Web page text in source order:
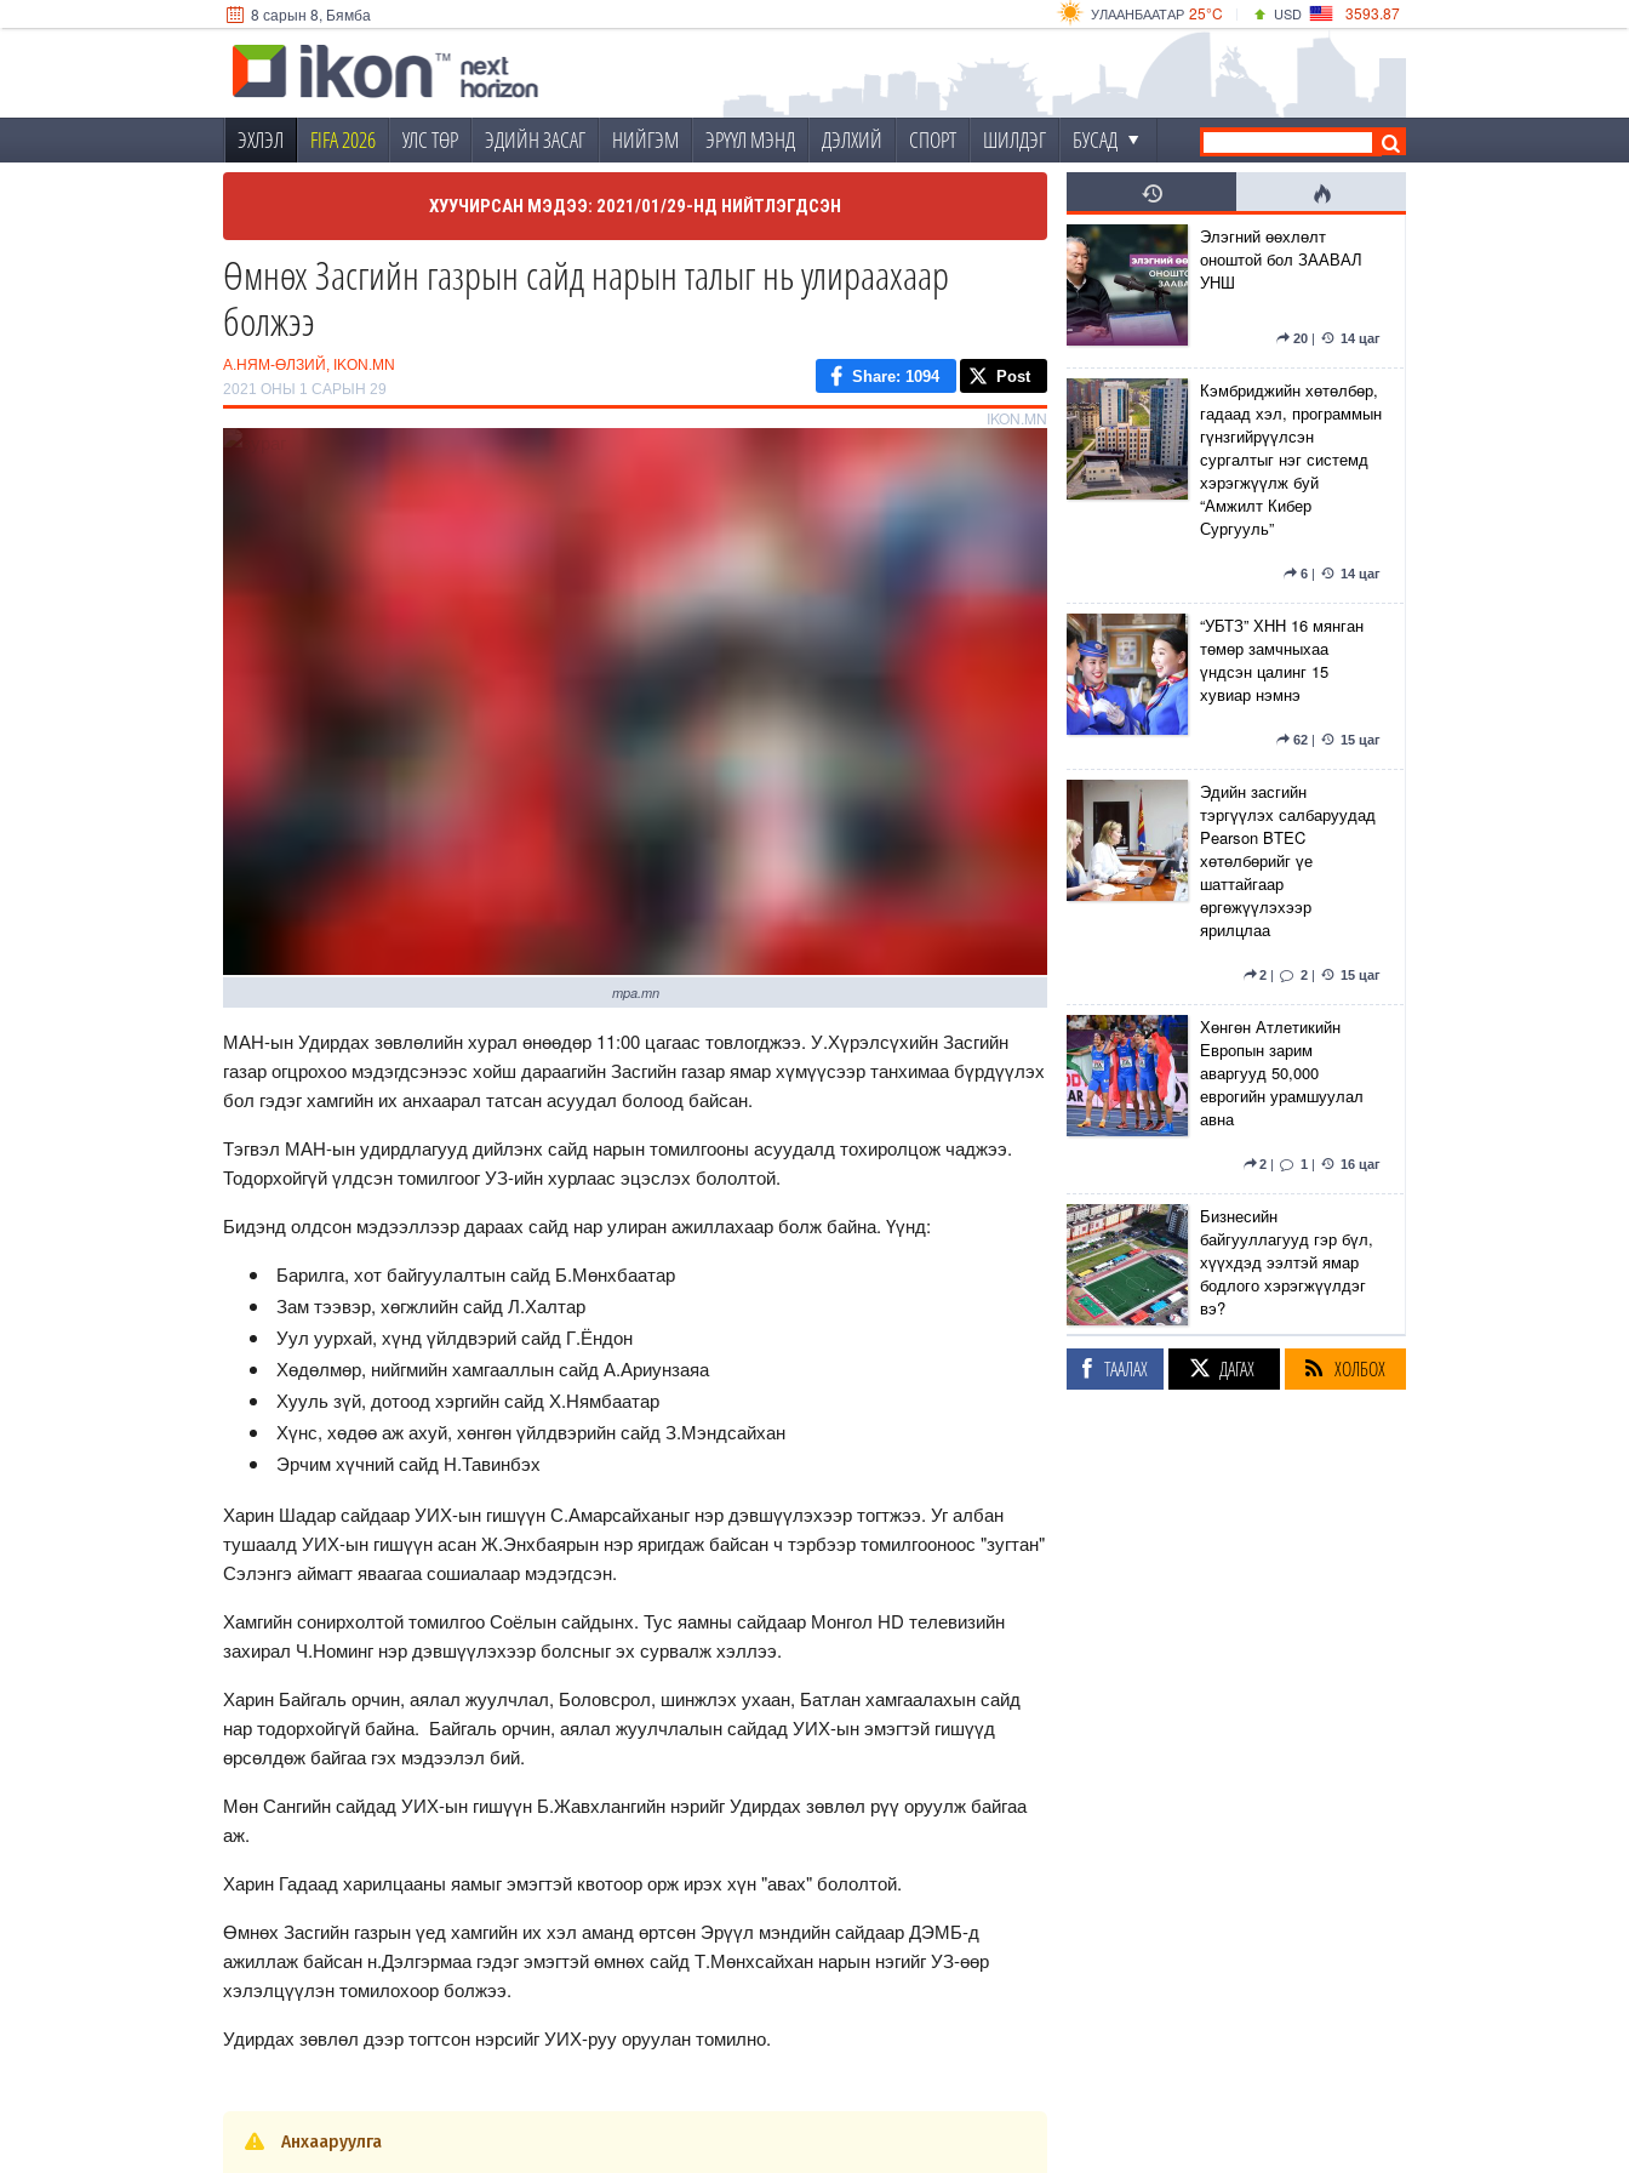
8 сарын 8, Бямба 25°C
УЛААНБААТАР
30°C
ДАРХАН
25°C
ЭРДЭНЭТ
USD 3593.87
4141.04
ЭХЛЭЛ FIFA 2026 УЛС ТӨР ЭДИЙН ЗАСАГ НИЙГЭМ ЭРҮҮЛ МЭНД ДЭЛХИЙ СПОРТ ШИЛДЭГ БУСАД
ХУУЧИРСАН МЭДЭЭ: 2021/01/29-НД НИЙТЛЭГДСЭН
Өмнөх Засгийн газрын сайд нарын талыг нь улираахаар
болжээ
А.НЯМ-ӨЛЗИЙ, IKON.MN
2021 ОНЫ 1 САРЫН 29
Share: 1094 Post
IKON.MN
mpa.mn
МАН-ын Удирдах зөвлөлийн хурал өнөөдөр 11:00 цагаас товлогджээ. У.Хүрэлсүхийн Засгийн
газар огцрохоо мэдэгдсэнээс хойш дараагийн Засгийн газар ямар хүмүүсээр танхимаа бүрдүүлэх
бол гэдэг хамгийн их анхаарал татсан асуудал болоод байсан.
Тэгвэл МАН-ын удирдлагууд дийлэнх сайд нарын томилгооны асуудалд тохиролцож чаджээ.
Тодорхойгүй үлдсэн томилгоог УЗ-ийн хурлаас эцэслэх бололтой.
Бидэнд олдсон мэдээллээр дараах сайд нар улиран ажиллахаар болж байна. Үүнд:
Барилга, хот байгуулалтын сайд Б.Мөнхбаатар
Зам тээвэр, хөгжлийн сайд Л.Халтар
Уул уурхай, хүнд үйлдвэрий сайд Г.Ёндон
Хөдөлмөр, нийгмийн хамгааллын сайд А.Ариунзаяа
Хууль зүй, дотоод хэргийн сайд Х.Нямбаатар
Хүнс, хөдөө аж ахуй, хөнгөн үйлдвэрийн сайд З.Мэндсайхан
Эрчим хүчний сайд Н.Тавинбэх
Харин Шадар сайдаар УИХ-ын гишүүн С.Амарсайханыг нэр дэвшүүлэхээр тогтжээ. Уг албан
тушаалд УИХ-ын гишүүн асан Ж.Энхбаярын нэр яригдаж байсан ч тэрбээр томилгооноос "зугтан"
Сэлэнгэ аймагт яваагаа сошиалаар мэдэгдсэн.
Хамгийн сонирхолтой томилгоо Соёлын сайдынх. Тус яамны сайдаар Монгол HD телевизийн
захирал Ч.Номинг нэр дэвшүүлэхээр болсныг эх сурвалж хэллээ.
Харин Байгаль орчин, аялал жуулчлал, Боловсрол, шинжлэх ухаан, Батлан хамгаалахын сайд
нар тодорхойгүй байна. Байгаль орчин, аялал жуулчлалын сайдад УИХ-ын эмэгтэй гишүүд
өрсөлдөж байгаа гэх мэдээлэл бий.
Мөн Сангийн сайдад УИХ-ын гишүүн Б.Жавхлангийн нэрийг Удирдах зөвлөл рүү оруулж байгаа
аж.
Харин Гадаад харилцааны яамыг эмэгтэй квотоор орж ирэх хүн "авах" бололтой.
Өмнөх Засгийн газрын үед хамгийн их хэл аманд өртсөн Эрүүл мэндийн сайдаар ДЭМБ-д
ажиллаж байсан н.Дэлгэрмаа гэдэг эмэгтэй өмнөх сайд Т.Мөнхсайхан нарын нэгийг УЗ-өөр
хэлэлцүүлэн томилохоор болжээ.
Удирдах зөвлөл дээр тогтсон нэрсийг УИХ-руу оруулан томилно.
Анхааруулга
Элэгний өөхлөлт
оноштой бол ЗААВАЛ
УНШ
20| 14 цаг
Кэмбриджийн хөтөлбөр,
гадаад хэл, программын
гүнзгийрүүлсэн
сургалтыг нэг системд
хэрэгжүүлж буй
“Амжилт Кибер
Сургууль”
6| 14 цаг
“УБТЗ” ХНН 16 мянган
төмөр замчныхаа
үндсэн цалинг 15
хувиар нэмнэ
62| 15 цаг
Эдийн засгийн
тэргүүлэх салбаруудад
Pearson BTEC
хөтөлбөрийг үе
шаттайгаар
өргөжүүлэхээр
ярилцлаа
2 | 2 | 15 цаг
Хөнгөн Атлетикийн
Европын зарим
аваргууд 50,000
еврогийн урамшуулал
авна
2 | 1 | 16 цаг
Бизнесийн
байгууллагууд гэр бүл,
хүүхдэд ээлтэй ямар
бодлого хэрэгжүүлдэг
вэ?
5| 2| 16 цаг
ТААЛАХ ДАГАХ ХОЛБОХ